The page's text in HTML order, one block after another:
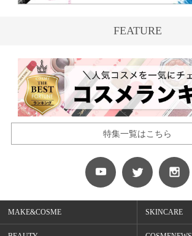
FEATURE
特集一覧はこちら
MAKE&COSME SKINCARE